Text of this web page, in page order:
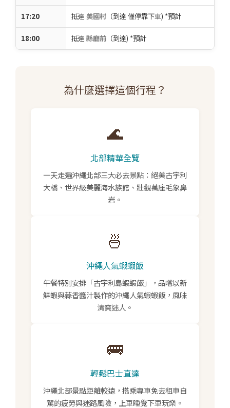
17:20 抵達 美國村 （到達 僅停靠下車) *預計
18:00 抵達 縣廳前 （到達) *預計
為什麼選擇這個行程？
🌊
北部精華全覽
一天走遍沖繩北部三大必去景點：絕美古宇利
大橋、世界級美麗海水族館、壯觀萬座毛象鼻
岩。
🍜
沖繩人氣蝦蝦飯
午餐特別安排「古宇利島蝦蝦飯」，品嚐以新
鮮蝦與蒜香醬汁製作的沖繩人氣蝦蝦飯，風味
清爽迷人。
🚌
輕鬆巴士直達
沖繩北部景點距離較遠，搭乘專車免去租車自
駕的疲勞與迷路風險，上車睡覺下車玩樂。